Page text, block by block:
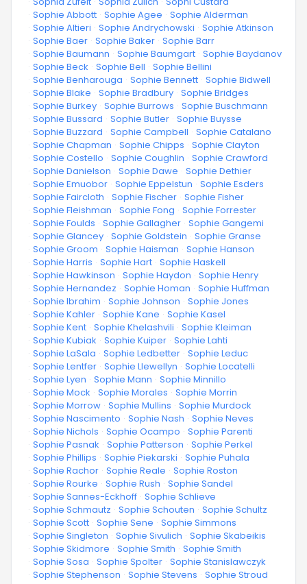
· Sophie Abbott · Sophie Agee · Sophie Alderman
· Sophie Altieri · Sophie Andrychowski · Sophie Atkinson
· Sophie Baer · Sophie Baker · Sophie Barr
· Sophie Baumann · Sophie Baumgart · Sophie Baydanov
· Sophie Beck · Sophie Bell · Sophie Bellini
· Sophie Benharouga · Sophie Bennett · Sophie Bidwell
· Sophie Blake · Sophie Bradbury · Sophie Bridges
· Sophie Burkey · Sophie Burrows · Sophie Buschmann
· Sophie Bussard · Sophie Butler · Sophie Buysse
· Sophie Buzzard · Sophie Campbell · Sophie Catalano
· Sophie Chapman · Sophie Chipps · Sophie Clayton
· Sophie Costello · Sophie Coughlin · Sophie Crawford
· Sophie Danielson · Sophie Dawe · Sophie Dethier
· Sophie Emuobor · Sophie Eppelstun · Sophie Esders
· Sophie Faircloth · Sophie Fischer · Sophie Fisher
· Sophie Fleishman · Sophie Fong · Sophie Forrester
· Sophie Foulds · Sophie Gallagher · Sophie Gangemi
· Sophie Glancey · Sophie Goldstein · Sophie Granse
· Sophie Groom · Sophie Haisman · Sophie Hanson
· Sophie Harris · Sophie Hart · Sophie Haskell
· Sophie Hawkinson · Sophie Haydon · Sophie Henry
· Sophie Hernandez · Sophie Homan · Sophie Huffman
· Sophie Ibrahim · Sophie Johnson · Sophie Jones
· Sophie Kahler · Sophie Kane · Sophie Kasel
· Sophie Kent · Sophie Khelashvili · Sophie Kleiman
· Sophie Kubiak · Sophie Kuiper · Sophie Lahti
· Sophie LaSala · Sophie Ledbetter · Sophie Leduc
· Sophie Lentfer · Sophie Llewellyn · Sophie Locatelli
· Sophie Lyen · Sophie Mann · Sophie Minnillo
· Sophie Mock · Sophie Morales · Sophie Morrin
· Sophie Morrow · Sophie Mullins · Sophie Murdock
· Sophie Nascimento · Sophie Nash · Sophie Neves
· Sophie Nichols · Sophie Ocampo · Sophie Parenti
· Sophie Pasnak · Sophie Patterson · Sophie Perkel
· Sophie Phillips · Sophie Piekarski · Sophie Puhala
· Sophie Rachor · Sophie Reale · Sophie Roston
· Sophie Rourke · Sophie Rush · Sophie Sandel
· Sophie Sannes-Eckhoff · Sophie Schlieve
· Sophie Schmautz · Sophie Schouten · Sophie Schultz
· Sophie Scott · Sophie Sene · Sophie Simmons
· Sophie Singleton · Sophie Sivulich · Sophie Skabeikis
· Sophie Skidmore · Sophie Smith · Sophie Smith
· Sophie Sosa · Sophie Spolter · Sophie Stanislawczyk
· Sophie Stephenson · Sophie Stevens · Sophie Stroud